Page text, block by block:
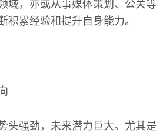
域，亦或从事媒体策划、公关等
累经验和提升自身能力。
头强劲，未来潜力巨大。尤其是